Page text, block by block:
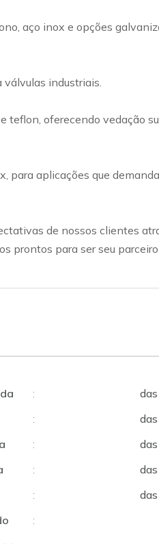
aço inox e opções
válvulas industriais.
teflon, oferecendo vedação
para aplicações que
de nossos clientes
prontos para ser seu
:
:
:
:
:
: